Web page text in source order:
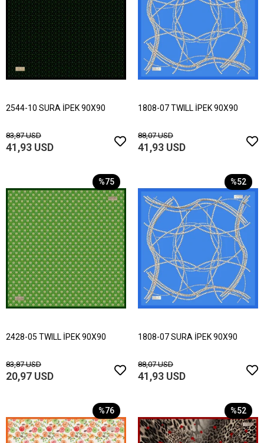
2544-10 SURA İPEK 90X90
83,87 USD
41,93 USD
1808-07 TWILL İPEK 90X90
88,07 USD
41,93 USD
%75
2428-05 TWILL İPEK 90X90
83,87 USD
20,97 USD
%52
1808-07 SURA İPEK 90X90
88,07 USD
41,93 USD
%76 %52